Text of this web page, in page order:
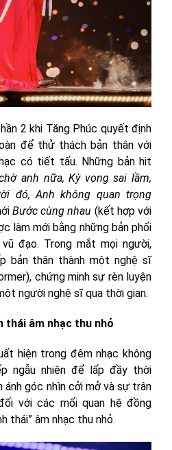
2 khi Tăng Phúc quyết định
để thử thách bản thân với
có tiết tấu. Những bản hit
anh nữa, Kỳ vọng sai lầm,
đó, Anh không quan trọng
Bước cùng nhau (kết hợp với
làm mới bằng những bản phối
đạo. Trong mắt mọi người,
bản thân thành một nghệ sĩ
chứng minh sự rèn luyện
người nghệ sĩ qua thời gian.
thái âm nhạc thu nhỏ
hiện trong đêm nhạc không
ngẫu nhiên để lấp đầy thời
ánh góc nhìn cởi mở và sự trân
với các mối quan hệ đồng
thái” âm nhạc thu nhỏ.